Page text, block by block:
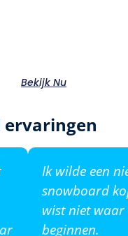
Bekijk Nu
Ik wilde een
snowboard
wist niet waar
beginnen.